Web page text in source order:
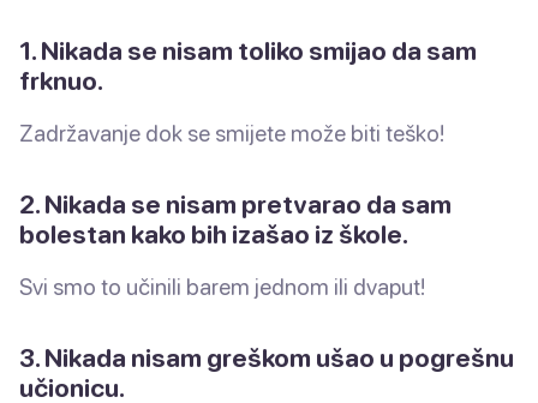
1. Nikada se nisam toliko smijao da sam
frknuo.
Zadržavanje dok se smijete može biti teško!
2. Nikada se nisam pretvarao da sam
bolestan kako bih izašao iz škole.
Svi smo to učinili barem jednom ili dvaput!
3. Nikada nisam greškom ušao u pogrešnu
učionicu.